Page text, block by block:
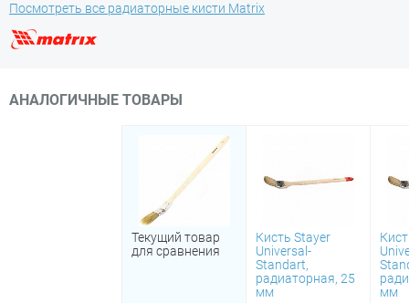
Посмотреть все радиаторные кисти Matrix
АНАЛОГИЧНЫЕ ТОВАРЫ
Текущий товар
для сравнения
Кисть Stayer
Universal-
Standart,
радиаторная, 25
мм
мм